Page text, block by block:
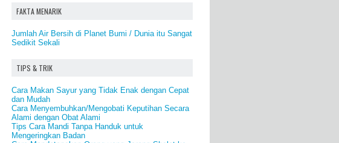
FAKTA MENARIK
Jumlah Air Bersih di Planet Bumi / Dunia itu Sangat
Sedikit Sekali
TIPS & TRIK
Cara Makan Sayur yang Tidak Enak dengan Cepat
dan Mudah
Cara Menyembuhkan/Mengobati Keputihan Secara
Alami dengan Obat Alami
Tips Cara Mandi Tanpa Handuk untuk
Mengeringkan Badan